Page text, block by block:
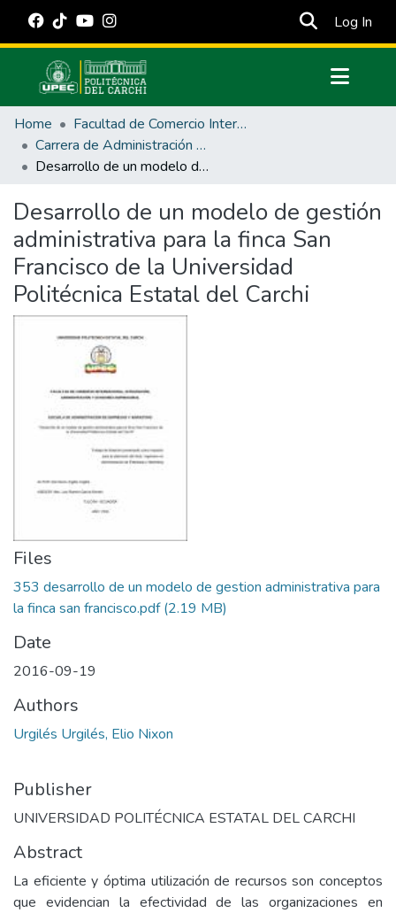
Log In
Communities & Collections
All of DSpace
Statistics
Estadísticas Externas
Manuales
Home
Facultad de Comercio Internacional, Integración, Administración y Economía Empresarial
Carrera de Administración de Empresas y Marketing
Desarrollo de un modelo de gestión administrativa para la finca San Francisco de la Universidad Politécnica Estatal del Carchi
Desarrollo de un modelo de gestión
administrativa para la finca San
Francisco de la Universidad
Politécnica Estatal del Carchi
Files
353 desarrollo de un modelo de gestion administrativa para
la finca san francisco.pdf(2.19 MB)
Date
2016-09-19
Authors
Urgilés Urgilés, Elio Nixon
Publisher
UNIVERSIDAD POLITÉCNICA ESTATAL DEL CARCHI
Abstract
La eficiente y óptima utilización de recursos son conceptos
que evidencian la efectividad de las organizaciones en